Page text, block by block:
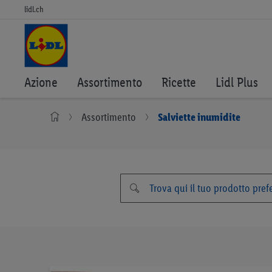
lidl.ch
Azione Assortimento Ricette Lidl Plus
Assortimento Salviette inumidite